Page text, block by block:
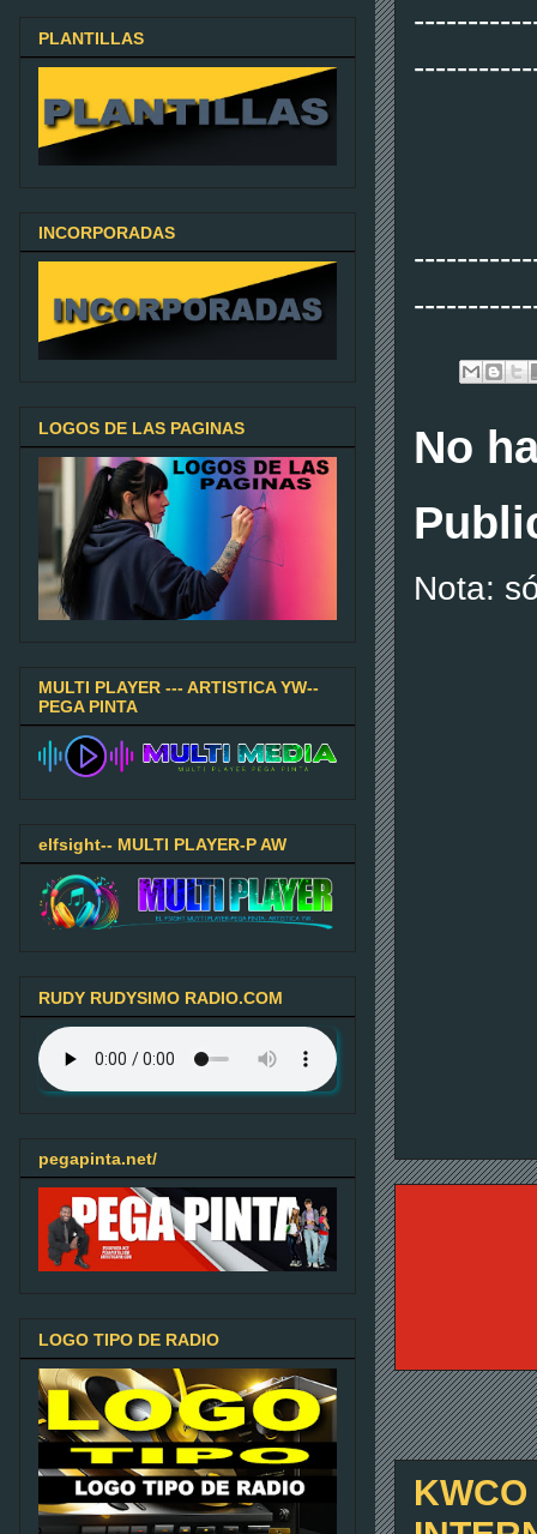
No
Nota:
PLANTILLAS
INCORPORADAS
LOGOS DE LAS PAGINAS
MULTI PLAYER --- ARTISTICA YW--
PEGA PINTA
elfsight-- MULTI PLAYER-P AW
RUDY RUDYSIMO RADIO.COM
pegapinta.net/
LOGO TIPO DE RADIO